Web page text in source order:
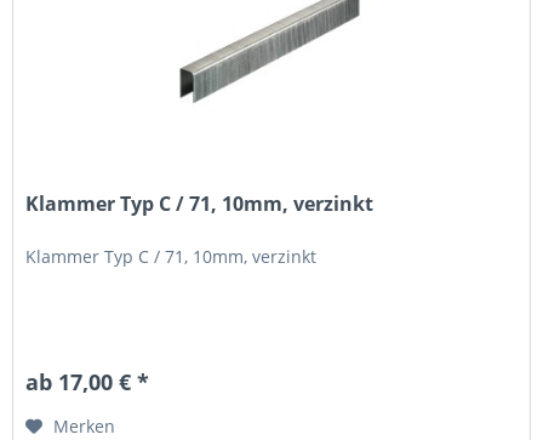
Klammer Typ C / 71, 10mm, verzinkt
Klammer Typ C / 71, 10mm, verzinkt
ab 17,00 € *
Merken